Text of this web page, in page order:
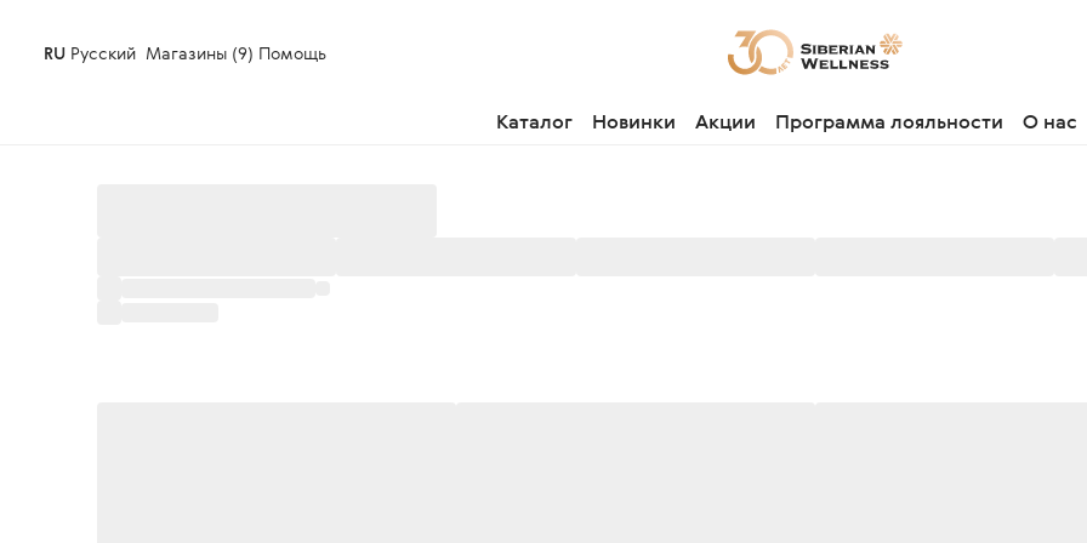
RU Русский Магазины (9) Помощь
Каталог Новинки Акции Программа лояльности О нас